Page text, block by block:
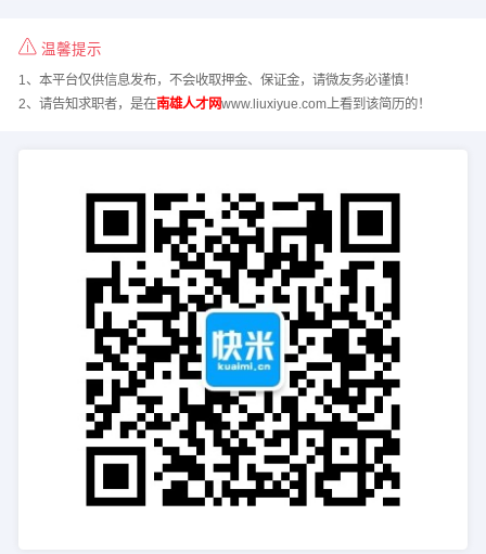
温馨提示
1、本平台仅供信息发布，不会收取押金、保证金，请微友务必谨慎！
2、请告知求职者，是在南雄人才网www.liuxiyue.com上看到该简历的！